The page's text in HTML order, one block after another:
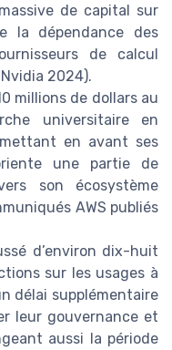
de capital sur
la dépendance des
de calcul
2024).
millions de dollars au
universitaire en
en avant ses
une partie de
son écosystème
AWS publiés
d’environ dix-huit
sur les usages à
délai supplémentaire
leur gouvernance et
aussi la période